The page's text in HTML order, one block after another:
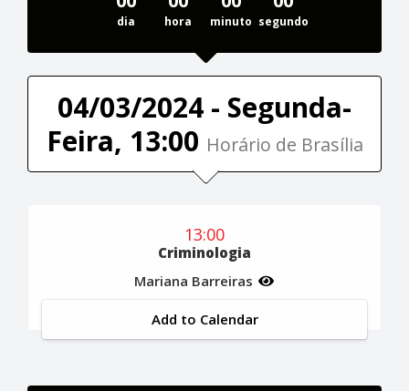
dia hora minuto segundo
04/03/2024 - Segunda-
Feira, 13:00 Horário de Brasília
13:00
Criminologia
Mariana Barreiras
Add to Calendar